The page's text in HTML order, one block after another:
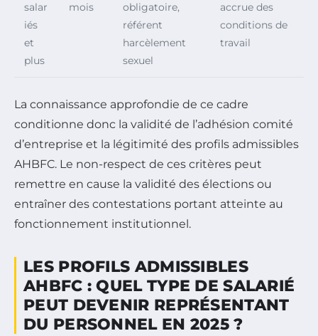
salar
iés
et
plus
mois
obligatoire,
référent
harcèlement
sexuel
accrue des
conditions de
travail
La connaissance approfondie de ce cadre
conditionne donc la validité de l’adhésion comité
d’entreprise et la légitimité des profils admissibles
AHBFC. Le non-respect de ces critères peut
remettre en cause la validité des élections ou
entraîner des contestations portant atteinte au
fonctionnement institutionnel.
LES PROFILS ADMISSIBLES
AHBFC : QUEL TYPE DE SALARIÉ
PEUT DEVENIR REPRÉSENTANT
DU PERSONNEL EN 2025 ?